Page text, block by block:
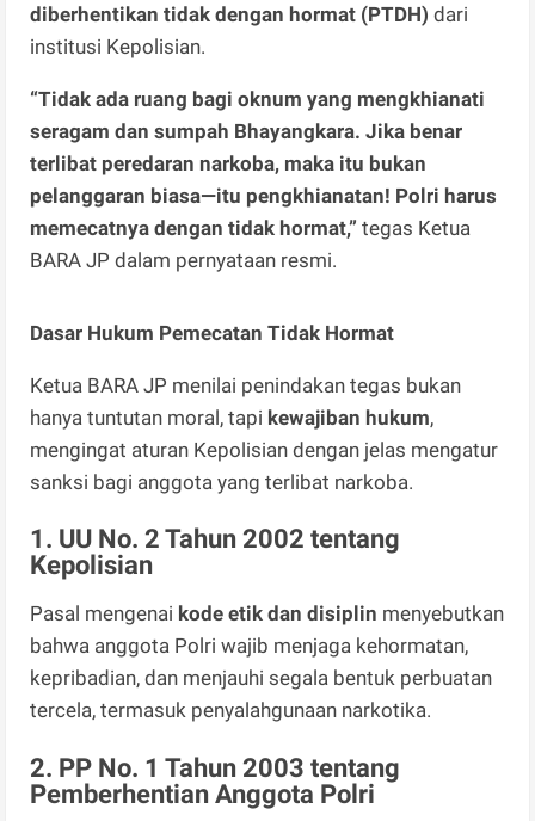
diberhentikan tidak dengan hormat (PTDH) dari
institusi Kepolisian.
“Tidak ada ruang bagi oknum yang mengkhianati
seragam dan sumpah Bhayangkara. Jika benar
terlibat peredaran narkoba, maka itu bukan
pelanggaran biasa—itu pengkhianatan! Polri harus
memecatnya dengan tidak hormat,” tegas Ketua
BARA JP dalam pernyataan resmi.
Dasar Hukum Pemecatan Tidak Hormat
Ketua BARA JP menilai penindakan tegas bukan
hanya tuntutan moral, tapi kewajiban hukum,
mengingat aturan Kepolisian dengan jelas mengatur
sanksi bagi anggota yang terlibat narkoba.
1. UU No. 2 Tahun 2002 tentang
Kepolisian
Pasal mengenai kode etik dan disiplin menyebutkan
bahwa anggota Polri wajib menjaga kehormatan,
kepribadian, dan menjauhi segala bentuk perbuatan
tercela, termasuk penyalahgunaan narkotika.
2. PP No. 1 Tahun 2003 tentang
Pemberhentian Anggota Polri